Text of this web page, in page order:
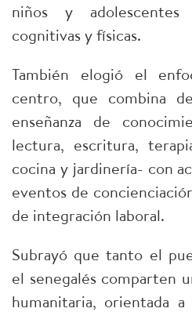
niños y adolescentes
cognitivas y físicas.
También elogió el
centro, que combina
enseñanza de
lectura, escritura,
cocina y jardinería- con
eventos de
de integración laboral.
Subrayó que tanto el
el senegalés comparten
humanitaria, orientada